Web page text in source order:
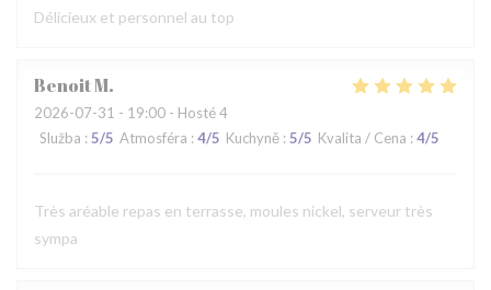
Délicieux et personnel au top
BenoitM
2026-07-31 - 19:00 - Hosté 4
Služba : 5/5 Atmosféra : 4/5 Kuchyně : 5/5 Kvalita / Cena : 4/5
Très aréable repas en terrasse, moules nickel, serveur très
sympa